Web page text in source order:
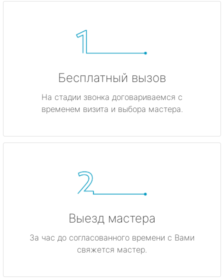
Бесплатный вызов
На стадии звонка договариваемся с
временем визита и выбора мастера.
Выезд мастера
За час до согласованного времени с Вами
свяжется мастер.